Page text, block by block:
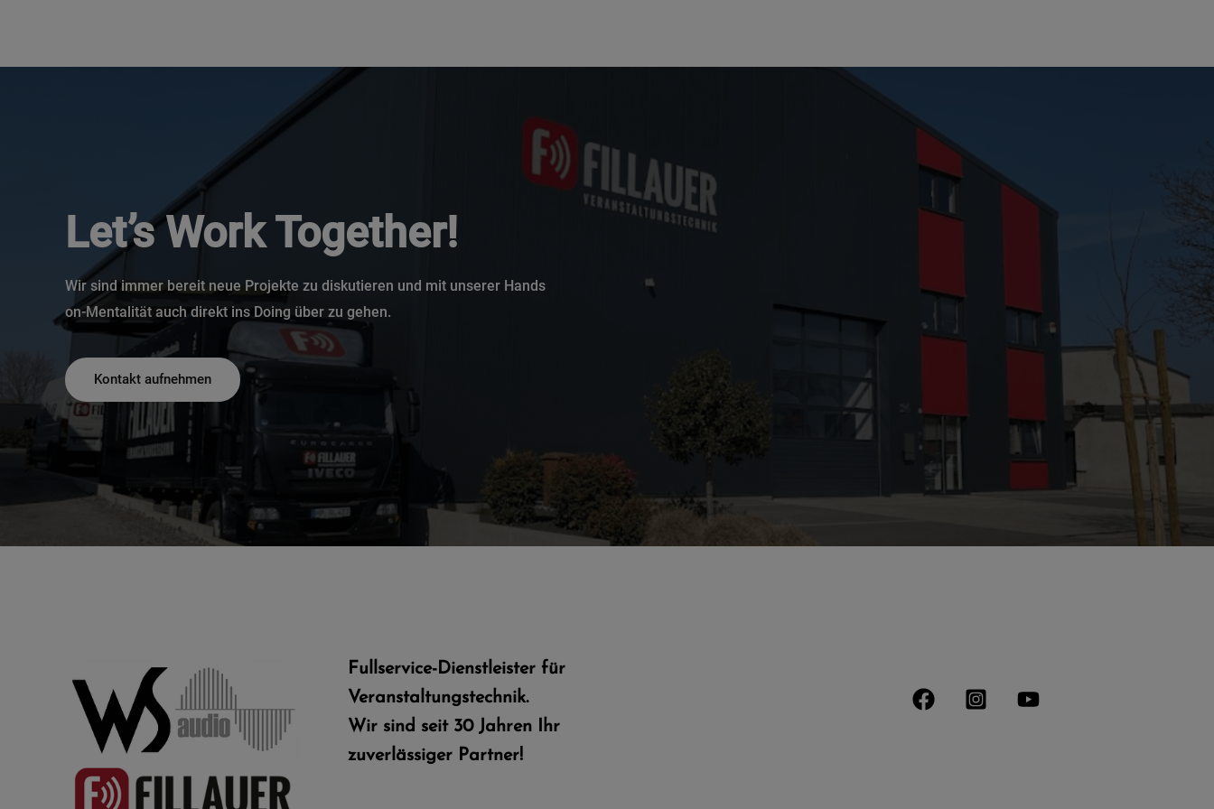
Let’s Work Together!
Wir sind immer bereit neue Projekte zu diskutieren und mit unserer Hands
on-Mentalität auch direkt ins Doing über zu gehen.
Kontakt aufnehmen
Fullservice-Dienstleister für
Veranstaltungstechnik.​
Wir sind seit 30 Jahren Ihr
zuverlässiger Partner!